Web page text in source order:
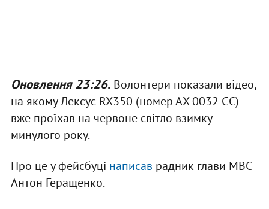
Оновлення 23:26.Волонтери показали відео,
на якому Лексус RX350 (номер АХ 0032 ЄС)
вже проїхав на червоне світло взимку
минулого року.
Про це у фейсбуці написав радник глави МВС
Антон Геращенко.